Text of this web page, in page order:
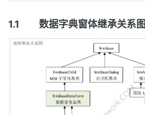
1.1 数据字典窗体继承关系图